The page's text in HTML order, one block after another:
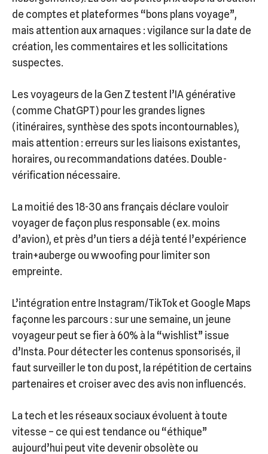
de comptes et plateformes “bons plans voyage”,
mais attention aux arnaques : vigilance sur la date de
création, les commentaires et les sollicitations
suspectes.
Les voyageurs de la Gen Z testent l’IA générative
(comme ChatGPT) pour les grandes lignes
(itinéraires, synthèse des spots incontournables),
mais attention : erreurs sur les liaisons existantes,
horaires, ou recommandations datées. Double-
vérification nécessaire.
La moitié des 18-30 ans français déclare vouloir
voyager de façon plus responsable (ex. moins
d’avion), et près d’un tiers a déjà tenté l’expérience
train+auberge ou wwoofing pour limiter son
empreinte.
L’intégration entre Instagram/TikTok et Google Maps
façonne les parcours : sur une semaine, un jeune
voyageur peut se fier à 60% à la “wishlist” issue
d’Insta. Pour détecter les contenus sponsorisés, il
faut surveiller le ton du post, la répétition de certains
partenaires et croiser avec des avis non influencés.
La tech et les réseaux sociaux évoluent à toute
vitesse – ce qui est tendance ou “éthique”
aujourd’hui peut vite devenir obsolète ou